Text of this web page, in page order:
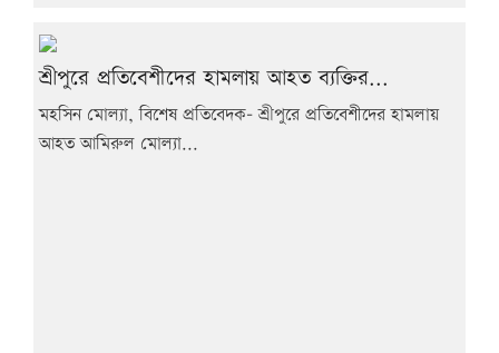
শ্রীপুরে প্রতিবেশীদের হামলায় আহত ব্যক্তির...
মহসিন মোল্যা, বিশেষ প্রতিবেদক- শ্রীপুরে প্রতিবেশীদের হামলায়
আহত আমিরুল মোল্যা...